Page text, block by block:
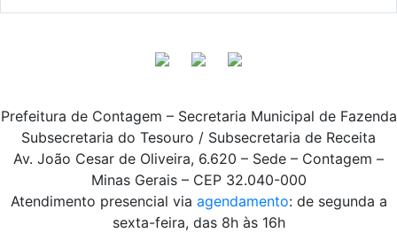
Prefeitura de Contagem – Secretaria Municipal de Fazenda
Subsecretaria do Tesouro / Subsecretaria de Receita
Av. João Cesar de Oliveira, 6.620 – Sede – Contagem –
Minas Gerais – CEP 32.040-000
Atendimento presencial via agendamento: de segunda a
sexta-feira, das 8h às 16h